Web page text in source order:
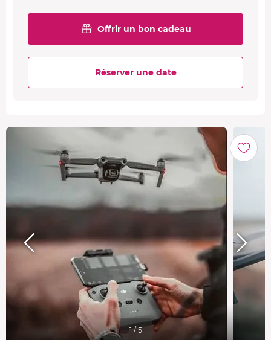
Offrir un bon cadeau
Réserver une date
1 / 5